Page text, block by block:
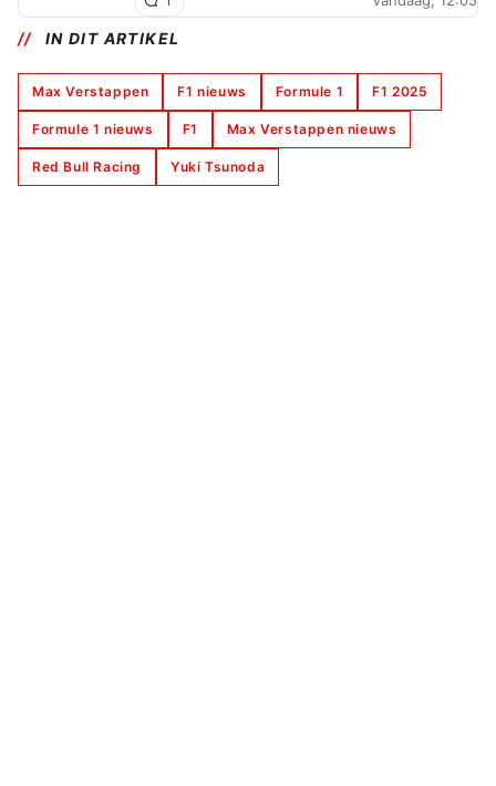
IN DIT ARTIKEL
Max Verstappen F1 nieuws Formule 1 F1 2025
Formule 1 nieuws F1 Max Verstappen nieuws
Red Bull Racing Yuki Tsunoda